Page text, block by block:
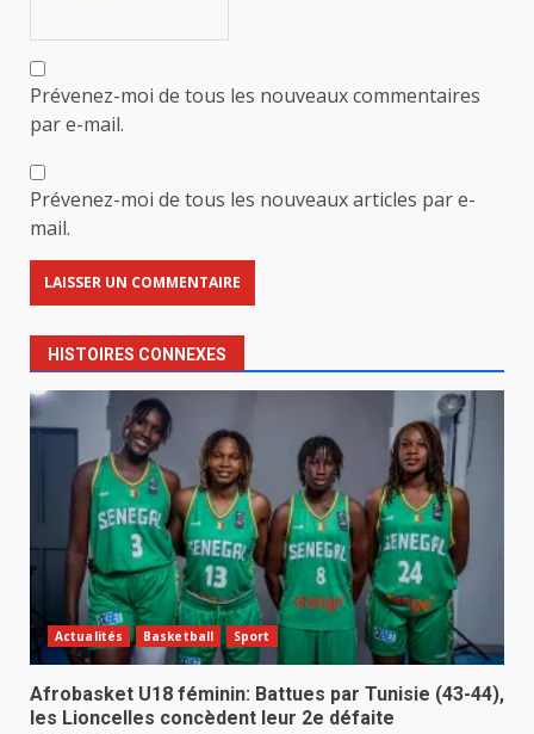
Prévenez-moi de tous les nouveaux commentaires
par e-mail.
Prévenez-moi de tous les nouveaux articles par e-
mail.
HISTOIRES CONNEXES
Actualités Basketball Sport
Afrobasket U18 féminin: Battues par Tunisie (43-44),
les Lioncelles concèdent leur 2e défaite